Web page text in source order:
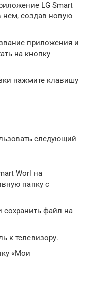
LG Smart
нем, создав новую
приложения и
на кнопку
нажмите клавишу
следующий
Worl на
папку с
сохранить файл на
к телевизору.
«Мои